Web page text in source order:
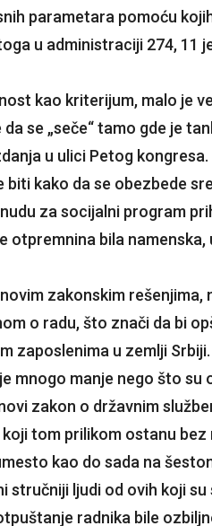
parametara pomoću
u administraciji 274, 11
kao kriterijum, malo je
se „seče“ tamo gde je
u ulici Petog kongresa.
biti kako da se obezbede
za socijalni program
otpremnina bila
zakonskim
o radu, što znači da bi
zaposlenima u zemlji
mnogo manje nego što su
zakon o državnim
tom prilikom ostanu
kao do sada na
stručniji ljudi od ovih koji
radnika bile